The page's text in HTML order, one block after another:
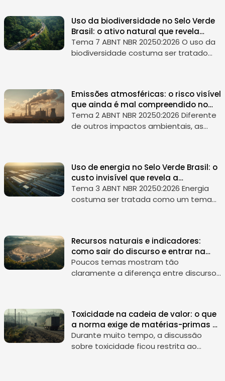
Uso da biodiversidade no Selo Verde
Brasil: o ativo natural que revela
dependência, risco e maturidade ESG
Tema 7 ABNT NBR 20250:2026 O uso da
biodiversidade costuma ser tratado
perigosa. N...
Emissões atmosféricas: o risco visível
que ainda é mal compreendido no
ESG
Tema 2 ABNT NBR 20250:2026 Diferente
de outros impactos ambientais, as
partíc...
Uso de energia no Selo Verde Brasil: o
custo invisível que revela a
maturidade da sua operação
Tema 3 ABNT NBR 20250:2026 Energia
costuma ser tratada como um tema
eficiência,...
Recursos naturais e indicadores:
como sair do discurso e entrar na
gestão
Poucos temas mostram tão
claramente a diferença entre discurso
consciente”....
Toxicidade na cadeia de valor: o que
a norma exige de matérias-primas e
distribuição
Durante muito tempo, a discussão
sobre toxicidade ficou restrita ao